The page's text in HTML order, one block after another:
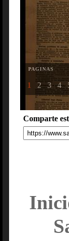
PAGINAS
1 2 3 4
Comparte